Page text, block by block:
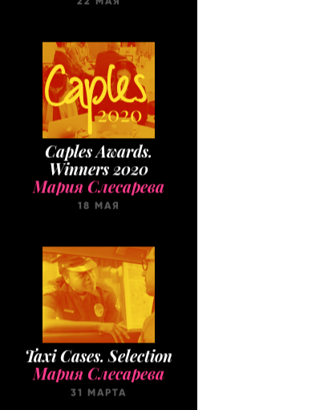
Caples Awards.
Winners 2020
Мария Слесарева
18 МАЯ
Taxi Cases. Selection
Мария Слесарева
31 МАРТА